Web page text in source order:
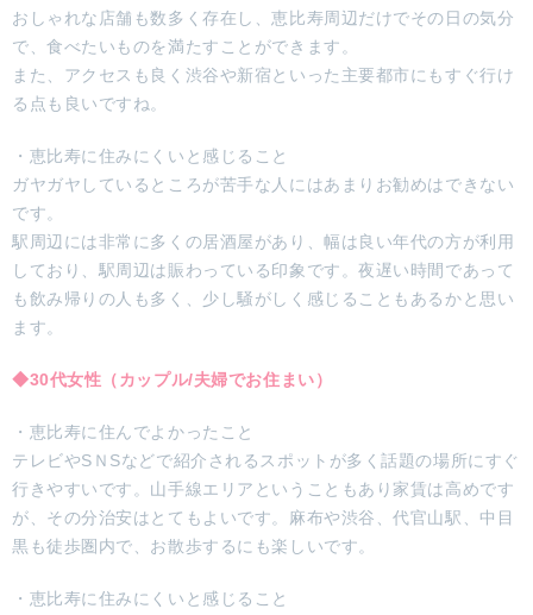
おしゃれな店舗も数多く存在し、恵比寿周辺だけでその日の気分
で、食べたいものを満たすことができます。
また、アクセスも良く渋谷や新宿といった主要都市にもすぐ行け
る点も良いですね。
・恵比寿に住みにくいと感じること
ガヤガヤしているところが苦手な人にはあまりお勧めはできない
です。
駅周辺には非常に多くの居酒屋があり、幅は良い年代の方が利用
しており、駅周辺は賑わっている印象です。夜遅い時間であって
も飲み帰りの人も多く、少し騒がしく感じることもあるかと思い
ます。
◆30代女性（カップル/夫婦でお住まい）
・恵比寿に住んでよかったこと
テレビやSＮSなどで紹介されるスポットが多く話題の場所にすぐ
行きやすいです。山手線エリアということもあり家賃は高めです
が、その分治安はとてもよいです。麻布や渋谷、代官山駅、中目
黒も徒歩圏内で、お散歩するにも楽しいです。
・恵比寿に住みにくいと感じること